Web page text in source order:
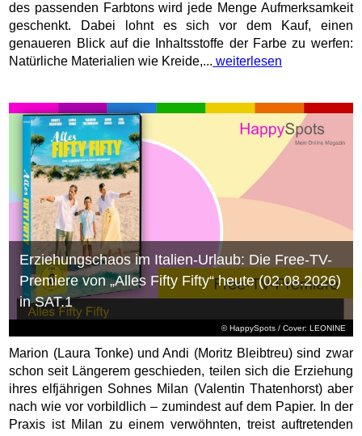
des passenden Farbtons wird jede Menge Aufmerksamkeit
geschenkt. Dabei lohnt es sich vor dem Kauf, einen
genaueren Blick auf die Inhaltsstoffe der Farbe zu werfen:
Natürliche Materialien wie Kreide,... weiterlesen
© HappySpots / Cover: LEONINE
Erziehungschaos im Italien-Urlaub: Die Free-TV-
Premiere von „Alles Fifty Fifty“ heute (02.08.2026)
in SAT.1
Marion (Laura Tonke) und Andi (Moritz Bleibtreu) sind zwar
schon seit Längerem geschieden, teilen sich die Erziehung
ihres elfjährigen Sohnes Milan (Valentin Thatenhorst) aber
nach wie vor vorbildlich – zumindest auf dem Papier. In der
Praxis ist Milan zu einem verwöhnten, treist auftretenden